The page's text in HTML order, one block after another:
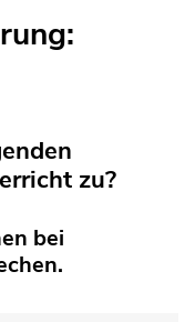
zu?
bei